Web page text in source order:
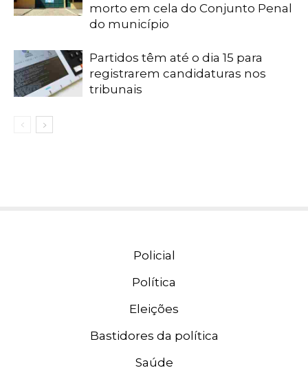
morto em cela do Conjunto Penal
do município
Partidos têm até o dia 15 para
registrarem candidaturas nos
tribunais
Policial
Política
Eleições
Bastidores da política
Saúde